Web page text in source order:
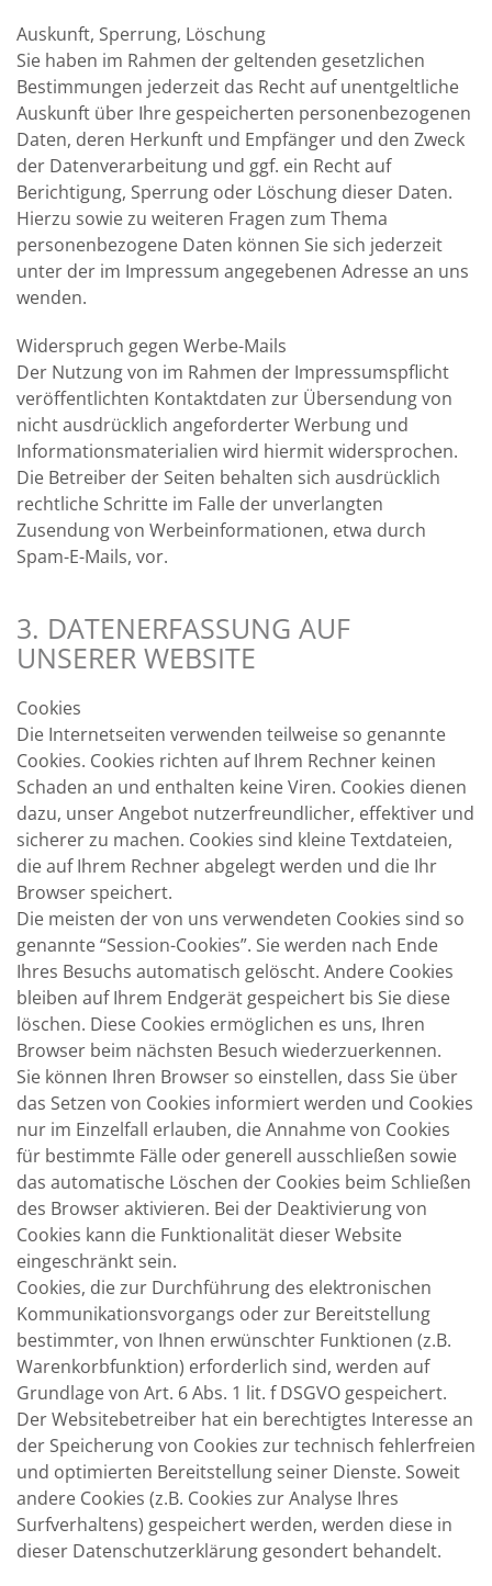
Auskunft, Sperrung, Löschung
Sie haben im Rahmen der geltenden gesetzlichen
Bestimmungen jederzeit das Recht auf unentgeltliche
Auskunft über Ihre gespeicherten personenbezogenen
Daten, deren Herkunft und Empfänger und den Zweck
der Datenverarbeitung und ggf. ein Recht auf
Berichtigung, Sperrung oder Löschung dieser Daten.
Hierzu sowie zu weiteren Fragen zum Thema
personenbezogene Daten können Sie sich jederzeit
unter der im Impressum angegebenen Adresse an uns
wenden.
Widerspruch gegen Werbe-Mails
Der Nutzung von im Rahmen der Impressumspflicht
veröffentlichten Kontaktdaten zur Übersendung von
nicht ausdrücklich angeforderter Werbung und
Informationsmaterialien wird hiermit widersprochen.
Die Betreiber der Seiten behalten sich ausdrücklich
rechtliche Schritte im Falle der unverlangten
Zusendung von Werbeinformationen, etwa durch
Spam-E-Mails, vor.
3. DATENERFASSUNG AUF
UNSERER WEBSITE
Cookies
Die Internetseiten verwenden teilweise so genannte
Cookies. Cookies richten auf Ihrem Rechner keinen
Schaden an und enthalten keine Viren. Cookies dienen
dazu, unser Angebot nutzerfreundlicher, effektiver und
sicherer zu machen. Cookies sind kleine Textdateien,
die auf Ihrem Rechner abgelegt werden und die Ihr
Browser speichert.
Die meisten der von uns verwendeten Cookies sind so
genannte “Session-Cookies”. Sie werden nach Ende
Ihres Besuchs automatisch gelöscht. Andere Cookies
bleiben auf Ihrem Endgerät gespeichert bis Sie diese
löschen. Diese Cookies ermöglichen es uns, Ihren
Browser beim nächsten Besuch wiederzuerkennen.
Sie können Ihren Browser so einstellen, dass Sie über
das Setzen von Cookies informiert werden und Cookies
nur im Einzelfall erlauben, die Annahme von Cookies
für bestimmte Fälle oder generell ausschließen sowie
das automatische Löschen der Cookies beim Schließen
des Browser aktivieren. Bei der Deaktivierung von
Cookies kann die Funktionalität dieser Website
eingeschränkt sein.
Cookies, die zur Durchführung des elektronischen
Kommunikationsvorgangs oder zur Bereitstellung
bestimmter, von Ihnen erwünschter Funktionen (z.B.
Warenkorbfunktion) erforderlich sind, werden auf
Grundlage von Art. 6 Abs. 1 lit. f DSGVO gespeichert.
Der Websitebetreiber hat ein berechtigtes Interesse an
der Speicherung von Cookies zur technisch fehlerfreien
und optimierten Bereitstellung seiner Dienste. Soweit
andere Cookies (z.B. Cookies zur Analyse Ihres
Surfverhaltens) gespeichert werden, werden diese in
dieser Datenschutzerklärung gesondert behandelt.